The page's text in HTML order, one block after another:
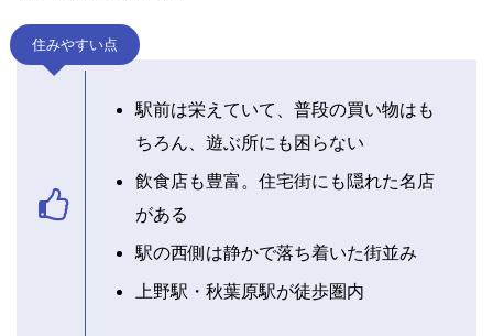
住みやすい点
駅前は栄えていて、普段の買い物はも
ちろん、遊ぶ所にも困らない
飲食店も豊富。住宅街にも隠れた名店
がある
駅の西側は静かで落ち着いた街並み
上野駅・秋葉原駅が徒歩圏内